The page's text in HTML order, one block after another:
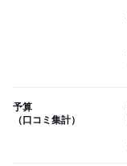
予算
（口コミ集計）